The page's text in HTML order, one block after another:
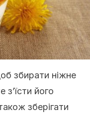
збирати ніжне
з’їсти його
зберігати